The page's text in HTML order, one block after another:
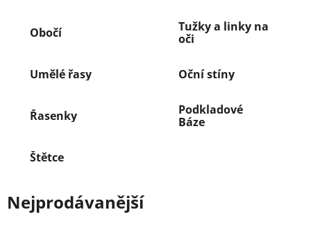
Obočí
Tužky a linky na
oči
Umělé řasy Oční stíny
Řasenky
Podkladové
Báze
Štětce
Nejprodávanější